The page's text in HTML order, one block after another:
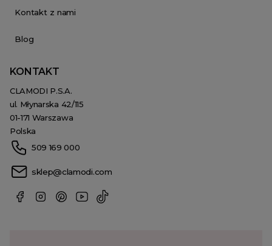
Kontakt z nami
Blog
KONTAKT
CLAMODI P.S.A.
ul. Młynarska 42/115
01-171 Warszawa
Polska
509 169 000
sklep@clamodi.com